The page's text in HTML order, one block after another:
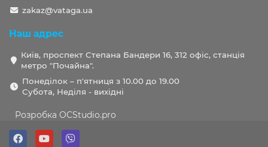
zakaz@vataga.ua
Наш адрес
Київ, проспект Степана Бандери 16, 312 офіс, станція
метро "Почайна".
Понеділок – п'ятниця з 10.00 до 19.00
Субота, Неділя - вихідні
Розробка OCStudio.pro